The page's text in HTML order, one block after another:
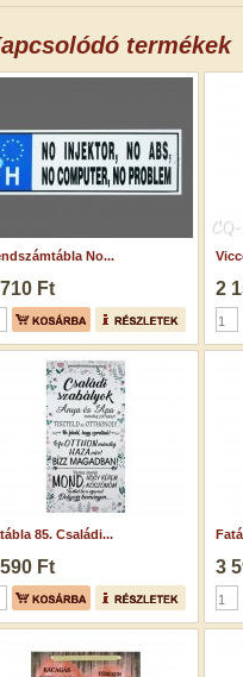
termékek
No...
Ft 2
85. Családi...
Ft 3